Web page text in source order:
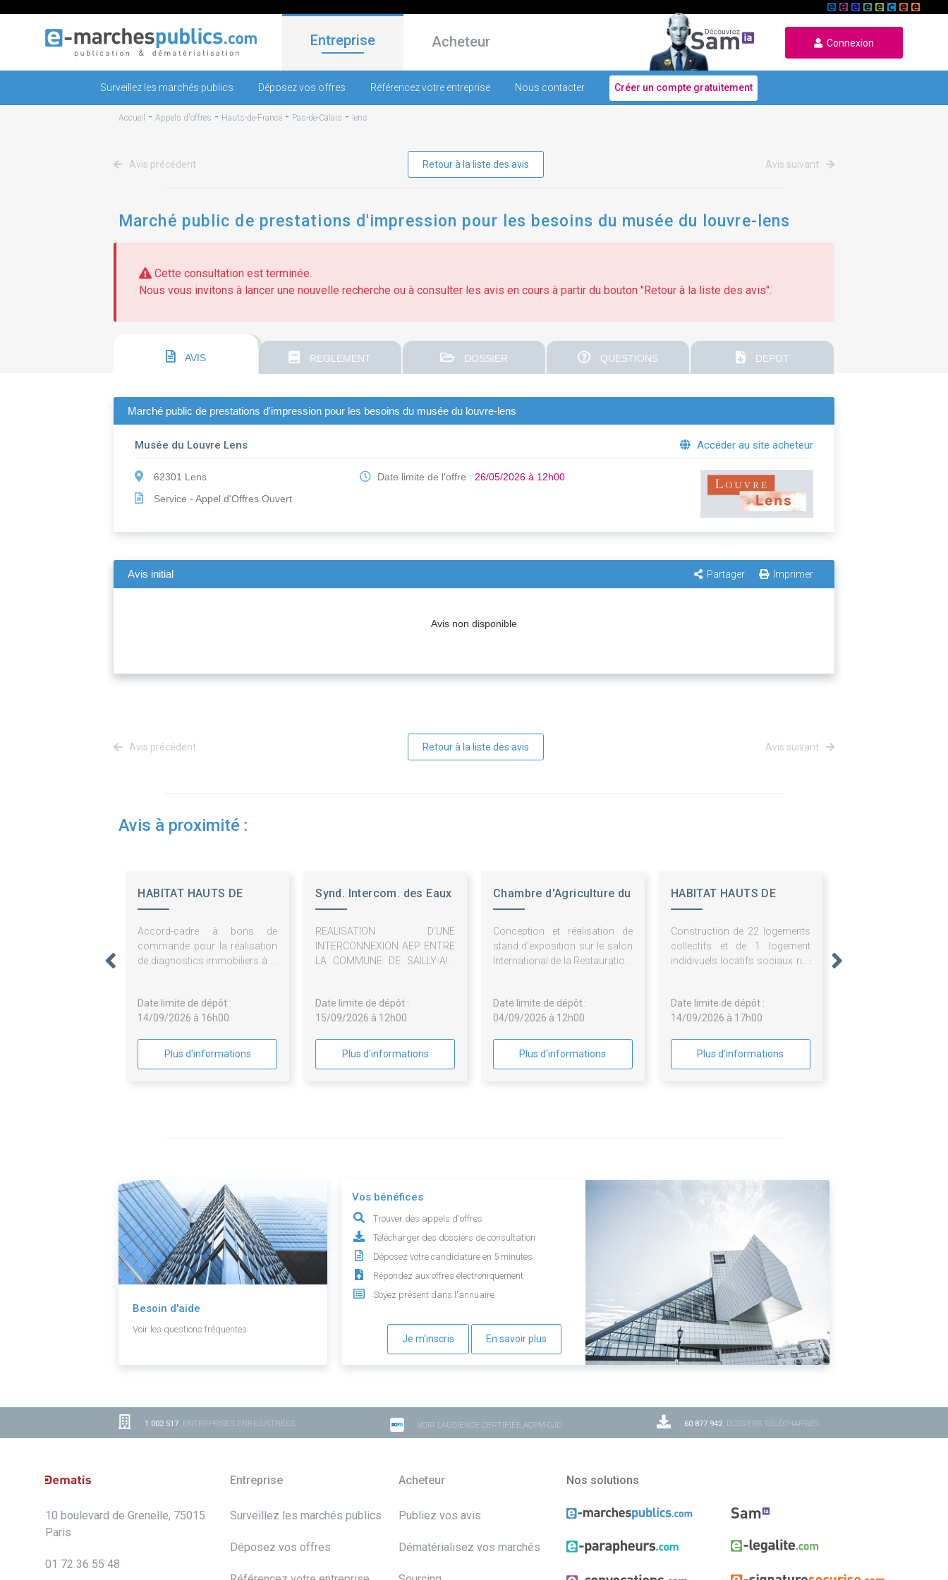
Entreprise Acheteur Connexion
Surveillez les marchés publics Déposez vos offres Référencez votre entreprise Nous contacter Créer un compte gratuitement
Accueil - Appels d'offres - Hauts-de-France - Pas-de-Calais - lens
Avis précédent Retour à la liste des avis Avis suivant
Marché public de prestations d'impression pour les besoins du musée du louvre-lens
Cette consultation est terminée.
Nous vous invitons à lancer une nouvelle recherche ou à consulter les avis en cours à partir du bouton "Retour à la liste des avis".
AVIS REGLEMENT DOSSIER QUESTIONS DEPOT
Marché public de prestations d'impression pour les besoins du musée du louvre-lens
Musée du Louvre Lens Accéder au site acheteur
62301 Lens
Service - Appel d'Offres Ouvert
Date limite de l'offre :26/05/2026 à 12h00
Avis initial Partager Imprimer
Avis non disponible
Avis précédent Retour à la liste des avis Avis suivant
Avis à proximité :
HABITAT HAUTS DE
Accord-cadre à bons de
commande pour la réalisation
de diagnostics immobiliers à la
opérations programmées
d'entretien du patrimoine du
Date limite de dépôt :
14/09/2026 à 16h00
Plus d'informations
Synd. Intercom. des Eaux
REALISATION D'UNE
INTERCONNEXION AEP ENTRE
LA COMMUNE DE SAILLY-AU-
Date limite de dépôt :
15/09/2026 à 12h00
Plus d'informations
Chambre d'Agriculture du
Conception et réalisation de
stand d'exposition sur le salon
International de la Restauration,
Date limite de dépôt :
04/09/2026 à 12h00
Plus d'informations
HABITAT HAUTS DE
Construction de 22 logements
collectifs et de 1 logement
indidivuels locatifs sociaux rue
Date limite de dépôt :
14/09/2026 à 17h00
Plus d'informations
Besoin d'aide
Voir les questions fréquentes.
Vos bénéfices
Trouver des appels d'offres
Télécharger des dossiers de consultation
Déposez votre candidature en 5 minutes
Répondez aux offres électroniquement
Soyez présent dans l'annuaire
Je m'inscris En savoir plus
1 002 517 ENTREPRISES ENREGISTRÉES VOIR L'AUDIENCE CERTIFIÉE ACPM-OJD 60 877 942DOSSIERS TÉLÉCHARGÉS
10 boulevard de Grenelle, 75015
Paris
01 72 36 55 48
Entreprise
Surveillez les marchés publics
Déposez vos offres
Acheteur
Publiez vos avis
Dématérialisez vos marchés
Nos solutions